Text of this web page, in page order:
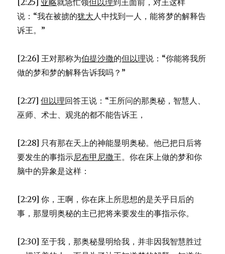
[2:25] 亚略就急忙领但以理到王面前，对王这样
说：“我在被掳的犹大人中找到一人，能将梦的解释告
诉王。”
[2:26] 王对那称为伯提沙撒的但以理说：“你能将我所
做的梦和梦的解释告诉我吗？”
[2:27]但以理回答王说：“王所问的那奥秘，智慧人、
巫师、术士、观兆的都不能告诉王，
[2:28] 只有那在天上的神能显明奥秘。他已把日后将
要发生的事指示尼布甲尼撒王。你在床上做的梦和你
脑中的异象是这样：
[2:29] 你，王啊，你在床上所思想的是关乎日后的
事，那显明奥秘的主已把将来要发生的事指示你。
[2:30] 至于我，那奥秘显明给我，并非因我智慧胜过